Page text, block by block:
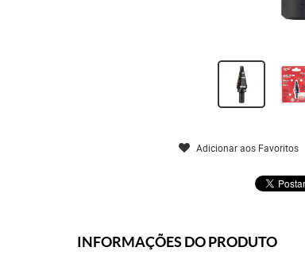
Adicionar aos Favoritos
INFORMAÇÕES DO PRODUTO